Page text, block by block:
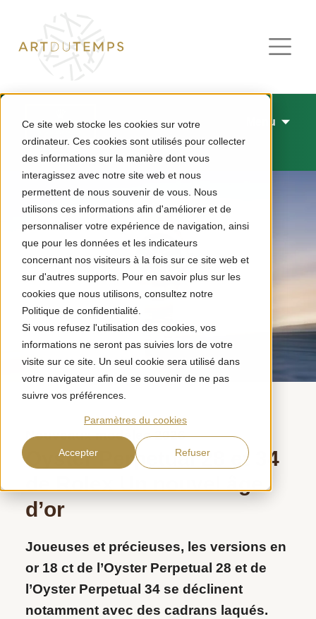
Ce site web stocke les cookies sur votre
ordinateur. Ces cookies sont utilisés pour collecter
des informations sur la manière dont vous
interagissez avec notre site web et nous
permettent de nous souvenir de vous. Nous
utilisons ces informations afin d'améliorer et de
personnaliser votre expérience de navigation, ainsi
que pour les données et les indicateurs
concernant nos visiteurs à la fois sur ce site web et
sur d'autres supports. Pour en savoir plus sur les
cookies que nous utilisons, consultez notre
Politique de confidentialité.
Si vous refusez l'utilisation des cookies, vos
informations ne seront pas suivies lors de votre
visite sur ce site. Un seul cookie sera utilisé dans
votre navigateur afin de se souvenir de ne pas
suivre vos préférences.
Paramètres du cookies
Accepter Refuser
Menu
Nouveaux modèles 2026
Nouveaux modèles 2026
Oyster Perpetual 28 et 34
de RolexUn nouvel âge
d’or
Joueuses et précieuses, les versions en
or 18 ct de l’Oyster Perpetual 28 et de
l’Oyster Perpetual 34 se déclinent
notamment avec des cadrans laqués.